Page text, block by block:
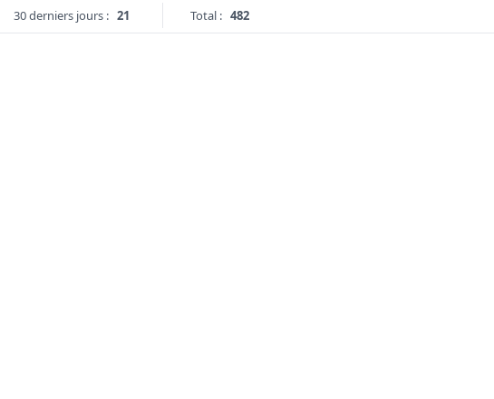
30 derniers jours : 21 Total : 482